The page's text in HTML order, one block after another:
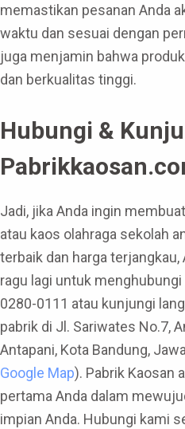
memastikan pesanan Anda
waktu dan sesuai dengan
juga menjamin bahwa
dan berkualitas tinggi.
Hubungi &
Jadi, jika Anda ingin
atau kaos olahraga sekolah
terbaik dan harga terjangkau,
ragu lagi untuk menghubungi
0280-0111 atau kunjungi
pabrik di Jl. Sariwates No.7,
Antapani, Kota Bandung,
Google Map). Pabrik Kaosan
pertama Anda dalam
impian Anda. Hubungi kami